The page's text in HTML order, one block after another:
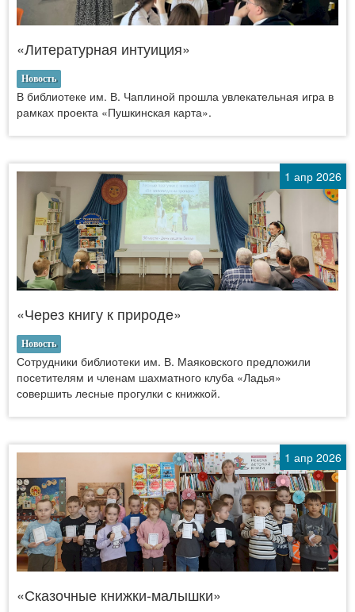
«Литературная интуиция»
Новость
В библиотеке им. В. Чаплиной прошла увлекательная игра в
рамках проекта «Пушкинская карта».
1 апр 2026
«Через книгу к природе»
Новость
Сотрудники библиотеки им. В. Маяковского предложили
посетителям и членам шахматного клуба «Ладья»
совершить лесные прогулки с книжкой.
1 апр 2026
«Сказочные книжки-малышки»